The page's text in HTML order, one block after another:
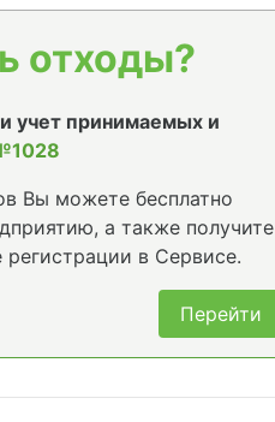
отходы?
учет принимаемых и
Вы можете бесплатно
а также получите
в Сервисе.
Перейти